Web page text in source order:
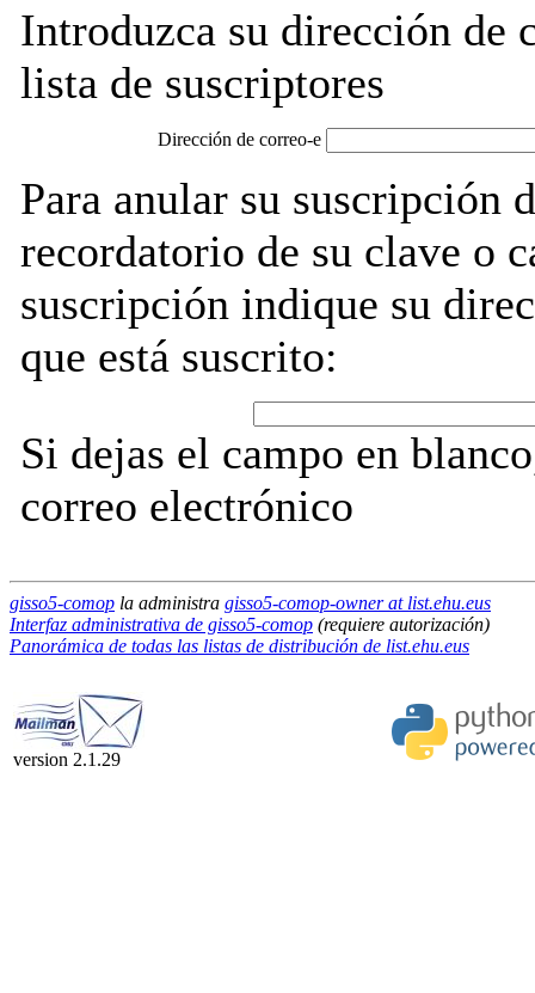
Introduzca su dirección de
lista de suscriptores
Dirección de correo-e
Para anular su suscripción
recordatorio de su clave o
suscripción indique su
que está suscrito:
Si dejas el campo en
correo electrónico
gisso5-comop la administra gisso5-comop-owner at list.ehu.eus
Interfaz administrativa de gisso5-comop (requiere autorización)
Panorámica de todas las listas de distribución de list.ehu.eus
version 2.1.29